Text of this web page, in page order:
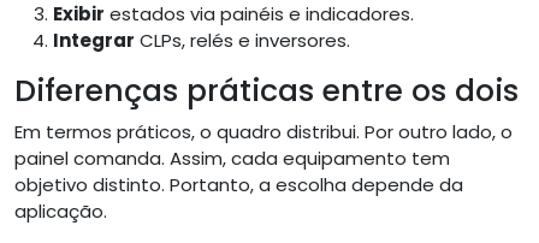
Exibir estados via painéis e indicadores.
Integrar CLPs, relés e inversores.
Diferenças práticas entre os dois
Em termos práticos, o quadro distribui. Por outro lado, o
painel comanda. Assim, cada equipamento tem
objetivo distinto. Portanto, a escolha depende da
aplicação.